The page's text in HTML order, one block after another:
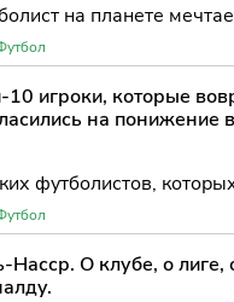
на планете
которой может
уходящем сезоне
которые вопреки
и заявить о себе
10 игроки, которые
на понижение
футболистов,
когда-нибудь
заканчиваются. И
чемпионаты, где
пенсией
Насср. О клубе, о